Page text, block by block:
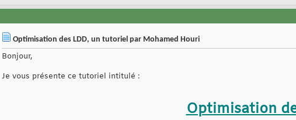
Optimisation des LDD, un tutoriel par Mohamed Houri
Bonjour,
Je vous présente ce tutoriel intitulé :
Optimisation